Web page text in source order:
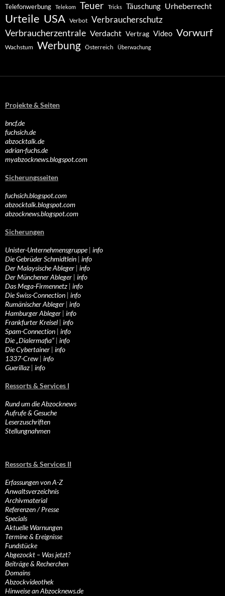
Telefonwerbung Telekom Teuer Tricks Täuschung Urheberrecht
Urteile USA Verbot Verbraucherschutz
Verbraucherzentrale Verdacht Vertrag Video Vorwurf
Wachstum Werbung Österreich Überwachung
Projekte & Seiten
bncf.de
fuchsich.de
abzocktalk.de
adrian-fuchs.de
myabzocknews.blogspot.com
Sicherungsseiten
fuchsich.blogspot.com
abzocktalk.blogspot.com
abzocknews.blogspot.com
Sicherungen
Unister-Unternehmensgruppe| info
Die Gebrüder Schmidtlein | info
Der Malaysische Ableger | info
Der Münchener Ableger | info
Das Mega-Firmennetz | info
Die Swiss-Connection | info
Rumänischer Ableger | info
Hamburger Ableger | info
Frankfurter Kreisel | info
Spam-Connection | info
Die „Dialermafia“ | info
Die Cybertainer | info
1337-Crew | info
Guerillaz | info
Ressorts & Services I
Rund um die Abzocknews
Aufrufe & Gesuche
Leserzuschriften
Stellungnahmen
Ressorts & Services II
Erfassungen von A-Z
Anwaltsverzeichnis
Archivmaterial
Referenzen / Presse
Specials
Aktuelle Warnungen
Termine & Ereignisse
Fundstücke
Abgezockt – Was jetzt?
Beiträge & Recherchen
Domains
Abzockvideothek
Hinweise an Abzocknews.de